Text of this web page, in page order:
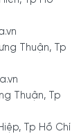
Thuận, Tp
Thuận, Tp
Tp Hồ Chí